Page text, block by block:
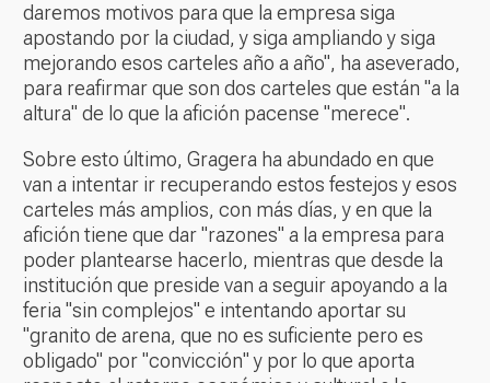
daremos motivos para que la empresa siga
apostando por la ciudad, y siga ampliando y siga
mejorando esos carteles año a año", ha aseverado,
para reafirmar que son dos carteles que están "a la
altura" de lo que la afición pacense "merece".
Sobre esto último, Gragera ha abundado en que
van a intentar ir recuperando estos festejos y esos
carteles más amplios, con más días, y en que la
afición tiene que dar "razones" a la empresa para
poder plantearse hacerlo, mientras que desde la
institución que preside van a seguir apoyando a la
feria "sin complejos" e intentando aportar su
"granito de arena, que no es suficiente pero es
obligado" por "convicción" y por lo que aporta